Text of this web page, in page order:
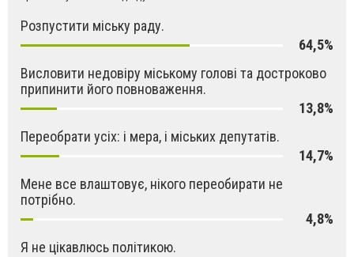
Розпустити міську раду.
64,5%
Висловити недовіру міському голові та достроково
припинити його повноваження.
13,8%
Переобрати усіх: і мера, і міських депутатів.
14,7%
Мене все влаштовує, нікого переобирати не
потрібно.
4,8%
Я не цікавлюсь політикою.